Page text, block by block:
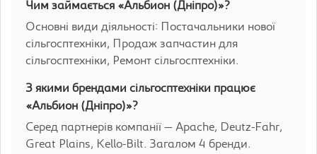
Чим займається «Альбион (Дніпро)»?
Основні види діяльності: Постачальники нової
сільгосптехніки, Продаж запчастин для
сільгосптехніки, Ремонт сільгосптехніки.
З якими брендами сільгосптехніки працює
«Альбион (Дніпро)»?
Серед партнерів компанії — Apache, Deutz-Fahr,
Great Plains, Kello-Bilt. Загалом 4 бренди.